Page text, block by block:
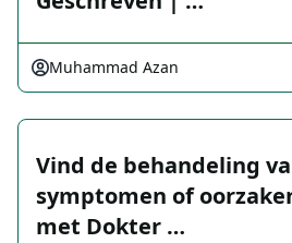
Muhammad Azan
Vind de behandeling
symptomen of
met Dokter …